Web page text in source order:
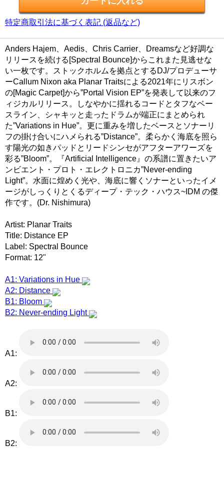
特定商取引法に基づく表記 (返品など)
Anders Hajem、Aedis、Chris Carrier、Dreamsなど好調な
リリースを続ける[Spectral Bounce]からこれまた見逃せな
い一枚です。ストックホルムを拠点とするDJ/プロデューサ
ーCallum Nixon aka Planar Traitsによる2021年にリスボン
の[Magic Carpet]から”Portal Vision EP”を発表して以来のフ
ィジカルリリース。しなやかに揺れるコードとタフなベー
スライン、シャキッと走ったドラムが端正にまとめられ
た”Variations in Hue”。更に重みを増したベースとソナーリ
フの掛け合いにハメられる”Distance”。柔らかく海底を照ら
す陽光の如きパッドとリードシンセがアフターアワーズを
彩る”Bloom”。『Artificial Intelligence』の系譜に置きたいア
ンビエント・プロト・エレクトロニカ”Never-ending
Light”。水面に煌めく光や、海底に響くソナーといったイメ
ージがしっくりとくるディープ・テック・ハウス~IDM の傑
作です。(Dr. Nishimura)
Artist: Planar Traits
Title: Distance EP
Label: Spectral Bounce
Format: 12"
A1: Variations in Hue
A2: Distance
B1: Bloom
B2: Never-ending Light
A1:
A2:
B1:
B2: